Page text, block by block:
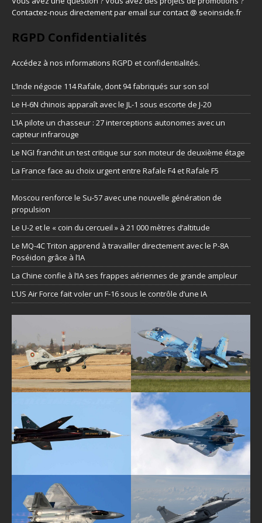
Contactez-nous directement par email sur contact @ seoinside.fr
RGPD Confidentialités
Accédez à nos informations RGPD et confidentialités.
L’Inde négocie 114 Rafale, dont 94 fabriqués sur son sol
Le H-6N chinois apparaît avec le JL-1 sous escorte de J-20
L’IA pilote un chasseur : 27 interceptions autonomes avec un
capteur infrarouge
Le NGI franchit un test critique sur son moteur de deuxième étage
La France face au choix urgent entre Rafale F4 et Rafale F5
Moscou renforce le Su-57 avec une nouvelle génération de
propulsion
Le U-2 et le « coin du cercueil » à 21 000 mètres d’altitude
Le MQ-4C Triton apprend à travailler directement avec le P-8A
Poséidon grâce à l’IA
La Chine confie à l’IA ses frappes aériennes de grande ampleur
L’US Air Force fait voler un F-16 sous le contrôle d’une IA